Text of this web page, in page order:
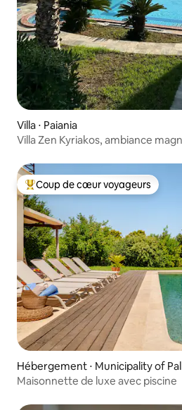
Villa ⋅ Paiania
Villa Zen Kyriakos, ambiance
Coups de cœur voyageurs les plus
Coup de cœur voyageurs
Hébergement ⋅ Municipality of
Maisonnette de luxe avec piscine